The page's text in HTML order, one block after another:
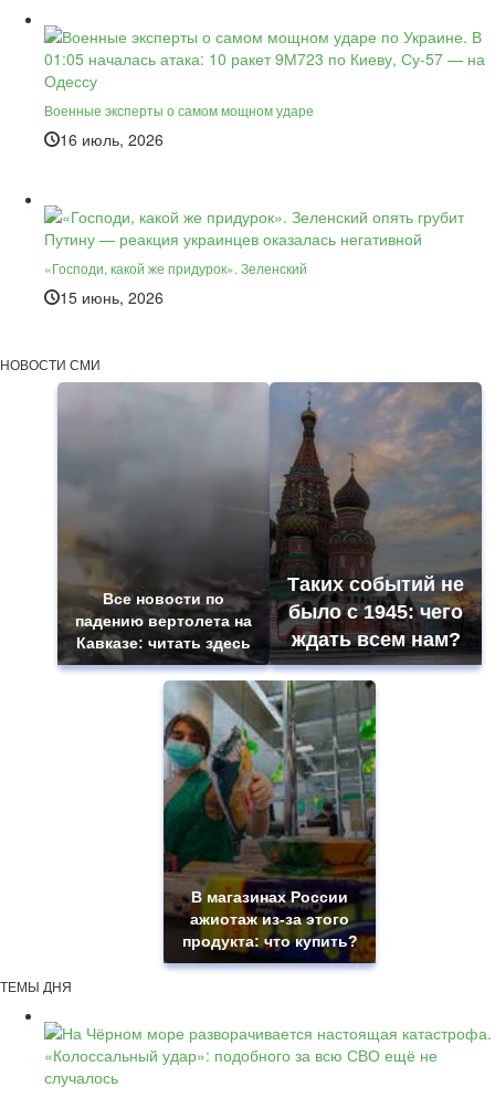
Военные эксперты о самом мощном ударе
16 июль, 2026
«Господи, какой же придурок». Зеленский
15 июнь, 2026
НОВОСТИ СМИ
Все новости по
падению вертолета на
Кавказе: читать здесь
Таких событий не
было с 1945: чего
ждать всем нам?
В магазинах России
ажиотаж из-за этого
продукта: что купить?
ТЕМЫ ДНЯ